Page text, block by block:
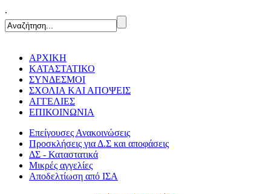
.
ΑΡΧΙΚΗ
ΚΑΤΑΣΤΑΤΙΚΟ
ΣΥΝΔΕΣΜΟΙ
ΣΧΟΛΙΑ ΚΑΙ ΑΠΟΨΕΙΣ
ΑΓΓΕΛΙΕΣ
ΕΠΙΚΟΙΝΩΝΙΑ
Επείγουσες Ανακοινώσεις
Προσκλήσεις για Δ.Σ και αποφάσεις
ΔΣ - Καταστατικά
Μικρές αγγελίες
Αποδελτίωση από ΙΣΑ